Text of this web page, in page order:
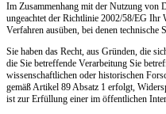
Im Zusammenhang mit der Nutzung von
ungeachtet der Richtlinie 2002/58/EG Ihr
Verfahren ausüben, bei denen technische
Sie haben das Recht, aus Gründen, die
die Sie betreffende Verarbeitung Sie
wissenschaftlichen oder historischen
gemäß Artikel 89 Absatz 1 erfolgt,
ist zur Erfüllung einer im öffentlichen